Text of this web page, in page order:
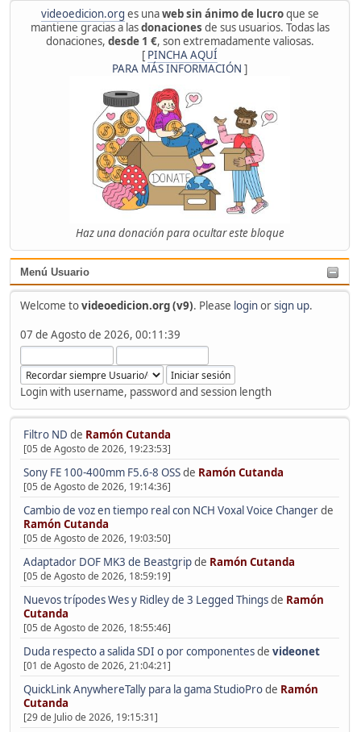
videoedicion.org es unaweb sin ánimo de lucroque se
mantiene gracias a lasdonaciones de sus usuarios. Todas las
donaciones, desde 1 €, son extremadamente valiosas.
[ PINCHA AQUÍ
PARA MÁS INFORMACIÓN ]
Haz una donación para ocultar este bloque
Menú Usuario
Welcome tovideoedicion.org (v9). Please loginorsign up.
07 de Agosto de 2026, 00:11:39
Login with username, password and session length
Filtro ND de Ramón Cutanda
[05 de Agosto de 2026, 19:23:53]
Sony FE 100-400mm F5.6-8 OSSde Ramón Cutanda
[05 de Agosto de 2026, 19:14:36]
Cambio de voz en tiempo real con NCH Voxal Voice Changerde
Ramón Cutanda
[05 de Agosto de 2026, 19:03:50]
Adaptador DOF MK3 de Beastgripde Ramón Cutanda
[05 de Agosto de 2026, 18:59:19]
Nuevos trípodes Wes y Ridley de 3 Legged Thingsde Ramón
Cutanda
[05 de Agosto de 2026, 18:55:46]
Duda respecto a salida SDI o por componentesde videonet
[01 de Agosto de 2026, 21:04:21]
QuickLink AnywhereTally para la gama StudioProde Ramón
Cutanda
[29 de Julio de 2026, 19:15:31]